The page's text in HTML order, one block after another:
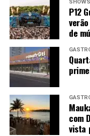
Domingo: Pelissari |
Local:Área
(Antigo Hotel Canto
Vitória)
Acesso:Gratuito
lazer. Os ingressos
arquitetura e
oficial
SHOWS
P12
de
com
vista